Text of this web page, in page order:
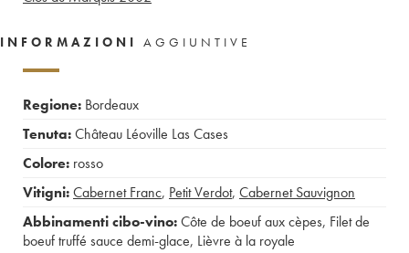
INFORMAZIONI AGGIUNTIVE
Regione: Bordeaux
Tenuta:Château Léoville Las Cases
Colore: rosso
Vitigni:Cabernet Franc, Petit Verdot, Cabernet Sauvignon
Abbinamenti cibo-vino:Côte de boeuf aux cèpes, Filet de
boeuf truffé sauce demi-glace, Lièvre à la royale